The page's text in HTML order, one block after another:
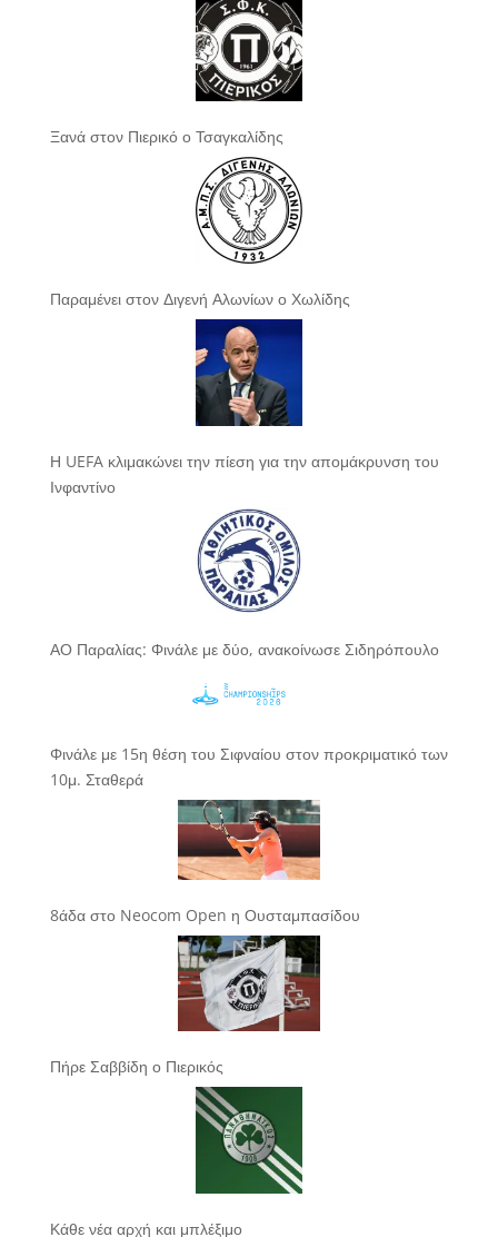
Ξανά στον Πιερικό ο Τσαγκαλίδης
Παραμένει στον Διγενή Αλωνίων ο Χωλίδης
Η UEFA κλιμακώνει την πίεση για την απομάκρυνση του
Ινφαντίνο
ΑΟ Παραλίας: Φινάλε με δύο, ανακοίνωσε Σιδηρόπουλο
Φινάλε με 15η θέση του Σιφναίου στον προκριματικό των
10μ. Σταθερά
8άδα στο Neocom Open η Ουσταμπασίδου
Πήρε Σαββίδη ο Πιερικός
Κάθε νέα αρχή και μπλέξιμο